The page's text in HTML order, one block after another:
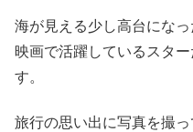
海が見える少し高台にな
映画で活躍しているスタ
す。
旅行の思い出に写真を撮っ